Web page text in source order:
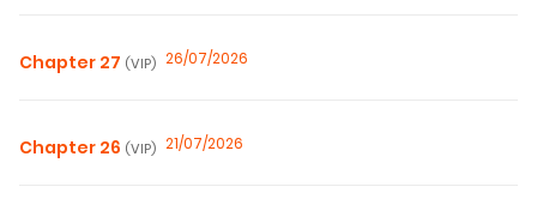
Chapter 27 (VIP) 26/07/2026
Chapter 26 (VIP) 21/07/2026